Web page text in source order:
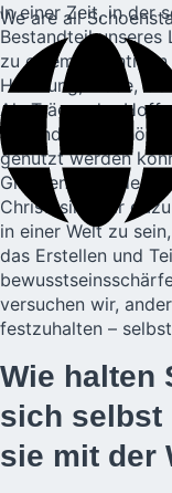
In einer Zeit, in der
Bestandteil unseres
zu einem
Hoffnung, Liebe,
Als Träger der
Jugend von
genutzt werden
Glaubens und der
Christi sind wir
in einer Welt zu
das Erstellen und
versuchen wir,
festzuhalten –
Wie halten
sich selbst
sie mit der
We are all